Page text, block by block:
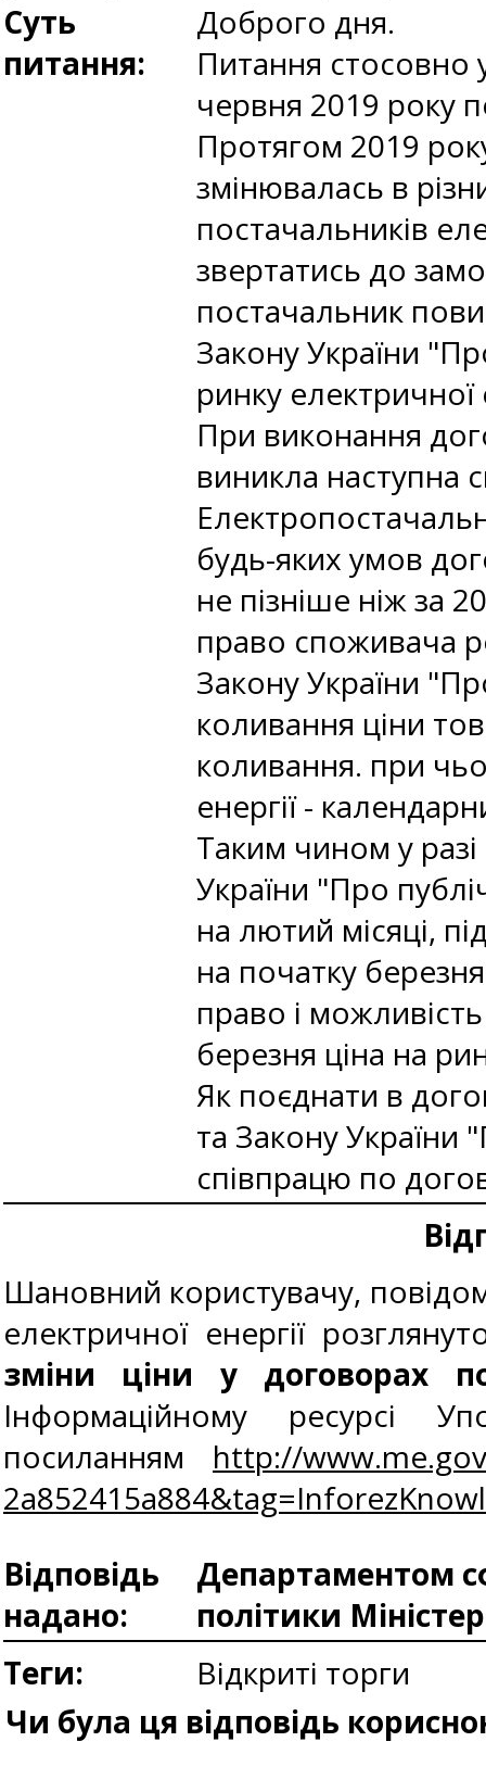
Суть
питання:
Доброго дня.
Питання стосовно
червня 2019 року
Протягом 2019
змінювалась в
постачальників
звертатись до
постачальник
Закону України
ринку електричної
При виконання
виникла наступна
будь-яких умов
не пізніше ніж за
право споживача
Закону України
коливання ціни
коливання. при
енергії -
Таким чином у
України "Про
на лютий місяці,
на початку
право і
березня ціна на
Як поєднати в
та Закону України
співпрацю по
Шановний користувачу,
електричної енергії
зміни ціни у договорах
Інформаційному ресурсі
посиланням http://
Відповідь
надано:
Департаментом
політики
Теги:
Відкриті торги
Чи була ця відповідь